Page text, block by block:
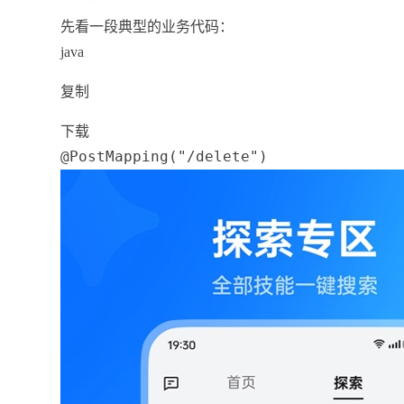
先看一段典型的业务代码：
java
复制
下载
@PostMapping ( "/delete" )